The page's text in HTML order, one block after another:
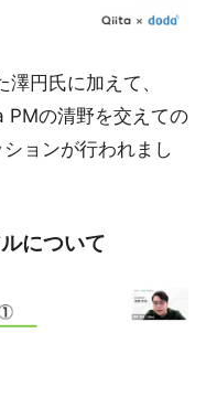
円氏に加えて、
PMの清野を交えての
ョンが行われまし
について